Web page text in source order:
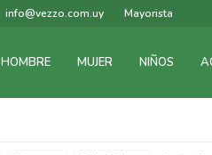
HOMBRE MUJER NIÑOS
info@vezzo.com.uy Mayorista